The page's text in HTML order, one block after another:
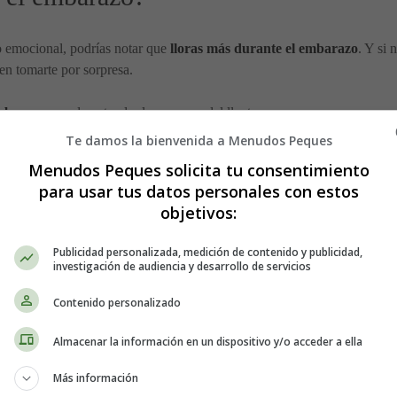
emocional, podrías notar que lloras más durante el embarazo. Y si
tomarte por sorpresa.
, ayuda entender las razones del llanto.
tener episodios de llanto durante todo el embarazo, mientras
en cuenta que esto es cuando se produce un cambio en la
de algunos cambios de humor, marcados por la
Y por esta razón, combinado con las hormonas que cambian
ansiedad o temor de que algo le suceda al bebé.
Te damos la bienvenida a Menudos Peques
Menudos Peques solicita tu consentimiento
para usar tus datos personales con estos
objetivos:
Publicidad personalizada, medición de contenido y publicidad,
investigación de audiencia y desarrollo de servicios
Contenido personalizado
Almacenar la información en un dispositivo y/o acceder a ella
Más información